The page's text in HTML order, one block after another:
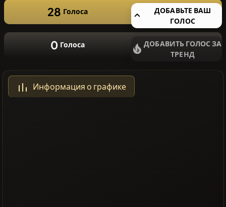
28 Голоса
ДОБАВЬТЕ ВАШ
ГОЛОС
0 Голоса
ДОБАВИТЬ ГОЛОС ЗА
ТРЕНД
Информация о графике